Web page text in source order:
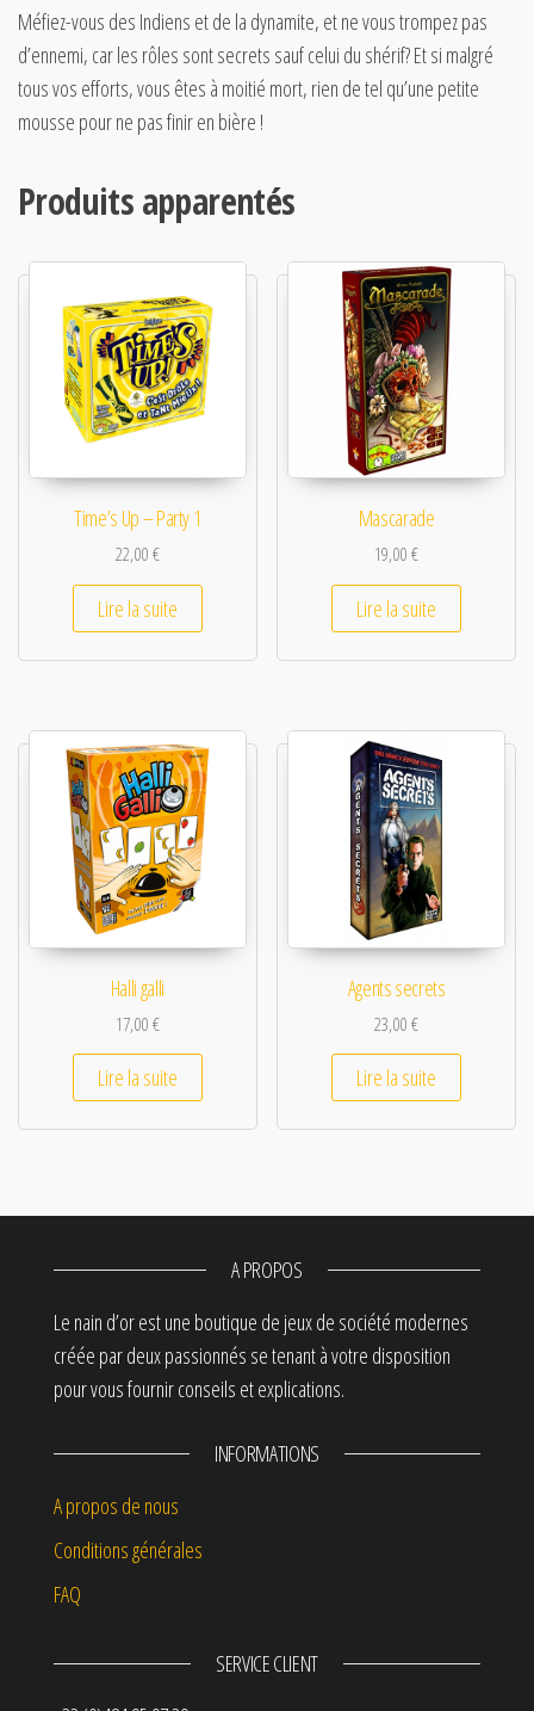
Méfiez-vous des Indiens et de la dynamite, et ne vous trompez pas
d’ennemi, car les rôles sont secrets sauf celui du shérif? Et si malgré
tous vos efforts, vous êtes à moitié mort, rien de tel qu’une petite
mousse pour ne pas finir en bière !
Produits apparentés
Time’s Up – Party 1
22,00€
Lire la suite
Mascarade
19,00€
Lire la suite
Halli galli
17,00€
Lire la suite
Agents secrets
23,00€
Lire la suite
A PROPOS
Le nain d’or est une boutique de jeux de société modernes
créée par deux passionnés se tenant à votre disposition
pour vous fournir conseils et explications.
INFORMATIONS
A propos de nous
Conditions générales
FAQ
SERVICE CLIENT